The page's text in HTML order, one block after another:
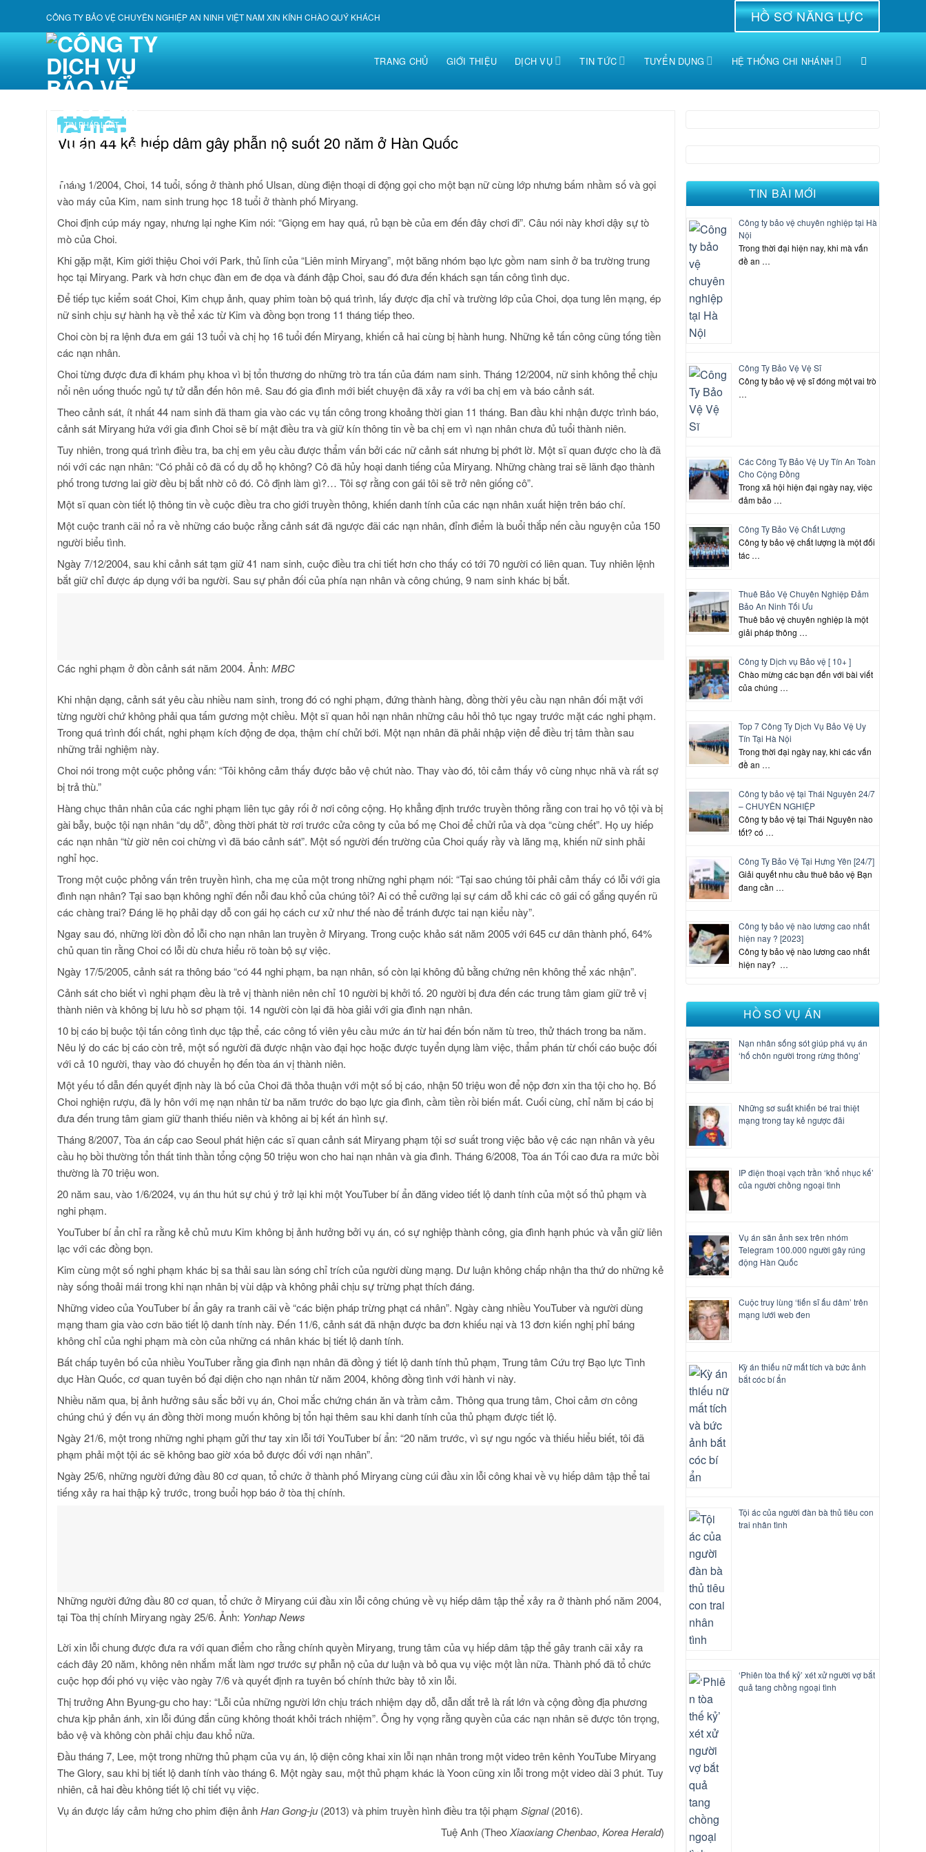
CÔNG TY BẢO VỆ CHUYÊN NGHIỆP AN NINH VIỆT NAM XIN KÍNH CHÀO QUÝ KHÁCH HỒ SƠ NĂNG LỰC
TRANG CHỦ GIỚI THIỆU DỊCH VỤ TIN TỨC TUYỂN DỤNG HỆ THỐNG CHI NHÁNH
TIN PHÁP LUẬT
Vụ án 44 kẻ hiếp dâm gây phẫn nộ suốt 20 năm ở Hàn Quốc
Tháng 1/2004, Choi, 14 tuổi, sống ở thành phố Ulsan, dùng điện thoại di động gọi cho một bạn nữ cùng lớp nhưng bấm nhầm số và gọi
vào máy của Kim, nam sinh trung học 18 tuổi ở thành phố Miryang.
Choi định cúp máy ngay, nhưng lại nghe Kim nói: “Giọng em hay quá, rủ bạn bè của em đến đây chơi đi”. Câu nói này khơi dậy sự tò
mò của Choi.
Khi gặp mặt, Kim giới thiệu Choi với Park, thủ lĩnh của “Liên minh Miryang”, một băng nhóm bạo lực gồm nam sinh ở ba trường trung
học tại Miryang. Park và hơn chục đàn em đe dọa và đánh đập Choi, sau đó đưa đến khách sạn tấn công tình dục.
Để tiếp tục kiểm soát Choi, Kim chụp ảnh, quay phim toàn bộ quá trình, lấy được địa chỉ và trường lớp của Choi, dọa tung lên mạng, ép
nữ sinh chịu sự hành hạ về thể xác từ Kim và đồng bọn trong 11 tháng tiếp theo.
Choi còn bị ra lệnh đưa em gái 13 tuổi và chị họ 16 tuổi đến Miryang, khiến cả hai cùng bị hành hung. Những kẻ tấn công cũng tống tiền
các nạn nhân.
Choi từng được đưa đi khám phụ khoa vì bị tổn thương do những trò tra tấn của đám nam sinh. Tháng 12/2004, nữ sinh không thể chịu
nổi nên uống thuốc ngủ tự tử dẫn đến hôn mê. Sau đó gia đình mới biết chuyện đã xảy ra với ba chị em và báo cảnh sát.
Theo cảnh sát, ít nhất 44 nam sinh đã tham gia vào các vụ tấn công trong khoảng thời gian 11 tháng. Ban đầu khi nhận được trình báo,
cảnh sát Miryang hứa với gia đình Choi sẽ bí mật điều tra và giữ kín thông tin về ba chị em vì nạn nhân chưa đủ tuổi thành niên.
Tuy nhiên, trong quá trình điều tra, ba chị em yêu cầu được thẩm vấn bởi các nữ cảnh sát nhưng bị phớt lờ. Một sĩ quan được cho là đã
nói với các nạn nhân: “Có phải cô đã cố dụ dỗ họ không? Cô đã hủy hoại danh tiếng của Miryang. Những chàng trai sẽ lãnh đạo thành
phố trong tương lai giờ đều bị bắt nhờ cô đó. Cô định làm gì?… Tôi sợ rằng con gái tôi sẽ trở nên giống cô”.
Một sĩ quan còn tiết lộ thông tin về cuộc điều tra cho giới truyền thông, khiến danh tính của các nạn nhân xuất hiện trên báo chí.
Một cuộc tranh cãi nổ ra về những cáo buộc rằng cảnh sát đã ngược đãi các nạn nhân, đỉnh điểm là buổi thắp nến cầu nguyện của 150
người biểu tình.
Ngày 7/12/2004, sau khi cảnh sát tạm giữ 41 nam sinh, cuộc điều tra chi tiết hơn cho thấy có tới 70 người có liên quan. Tuy nhiên lệnh
bắt giữ chỉ được áp dụng với ba người. Sau sự phản đối của phía nạn nhân và công chúng, 9 nam sinh khác bị bắt.
Các nghi phạm ở đồn cảnh sát năm 2004. Ảnh: MBC
Khi nhận dạng, cảnh sát yêu cầu nhiều nam sinh, trong đó có nghi phạm, đứng thành hàng, đồng thời yêu cầu nạn nhân đối mặt với
từng người chứ không phải qua tấm gương một chiều. Một sĩ quan hỏi nạn nhân những câu hỏi thô tục ngay trước mặt các nghi phạm.
Trong quá trình đối chất, nghi phạm kích động đe dọa, thậm chí chửi bới. Một nạn nhân đã phải nhập viện để điều trị tâm thần sau
những trải nghiệm này.
Choi nói trong một cuộc phỏng vấn: “Tôi không cảm thấy được bảo vệ chút nào. Thay vào đó, tôi cảm thấy vô cùng nhục nhã và rất sợ
bị trả thù.”
Hàng chục thân nhân của các nghi phạm liên tục gây rối ở nơi công cộng. Họ khẳng định trước truyền thông rằng con trai họ vô tội và bị
gài bẫy, buộc tội nạn nhân “dụ dỗ”, đồng thời phát tờ rơi trước cửa công ty của bố mẹ Choi để chửi rủa và dọa “cùng chết”. Họ uy hiếp
các nạn nhân “từ giờ nên coi chừng vì đã báo cảnh sát”. Một số người đến trường của Choi quấy rầy và lăng mạ, khiến nữ sinh phải
nghỉ học.
Trong một cuộc phỏng vấn trên truyền hình, cha mẹ của một trong những nghi phạm nói: “Tại sao chúng tôi phải cảm thấy có lỗi với gia
đình nạn nhân? Tại sao bạn không nghĩ đến nỗi đau khổ của chúng tôi? Ai có thể cưỡng lại sự cám dỗ khi các cô gái cố gắng quyến rũ
các chàng trai? Đáng lẽ họ phải dạy dỗ con gái họ cách cư xử như thế nào để tránh được tai nạn kiểu này”.
Ngay sau đó, những lời đồn đổ lỗi cho nạn nhân lan truyền ở Miryang. Trong cuộc khảo sát năm 2005 với 645 cư dân thành phố, 64%
chủ quan tin rằng Choi có lỗi dù chưa hiểu rõ toàn bộ sự việc.
Ngày 17/5/2005, cảnh sát ra thông báo “có 44 nghi phạm, ba nạn nhân, số còn lại không đủ bằng chứng nên không thể xác nhận”.
Cảnh sát cho biết vì nghi phạm đều là trẻ vị thành niên nên chỉ 10 người bị khởi tố. 20 người bị đưa đến các trung tâm giam giữ trẻ vị
thành niên và không bị lưu hồ sơ phạm tội. 14 người còn lại đã hòa giải với gia đình nạn nhân.
10 bị cáo bị buộc tội tấn công tình dục tập thể, các công tố viên yêu cầu mức án từ hai đến bốn năm tù treo, thử thách trong ba năm.
Nêu lý do các bị cáo còn trẻ, một số người đã được nhận vào đại học hoặc được tuyển dụng làm việc, thẩm phán từ chối cáo buộc đối
với cả 10 người, thay vào đó chuyển họ đến tòa án vị thành niên.
Một yếu tố dẫn đến quyết định này là bố của Choi đã thỏa thuận với một số bị cáo, nhận 50 triệu won để nộp đơn xin tha tội cho họ. Bố
Choi nghiện rượu, đã ly hôn với mẹ nạn nhân từ ba năm trước do bạo lực gia đình, cầm tiền rồi biến mất. Cuối cùng, chỉ năm bị cáo bị
đưa đến trung tâm giam giữ thanh thiếu niên và không ai bị kết án hình sự.
Tháng 8/2007, Tòa án cấp cao Seoul phát hiện các sĩ quan cảnh sát Miryang phạm tội sơ suất trong việc bảo vệ các nạn nhân và yêu
cầu họ bồi thường tổn thất tinh thần tổng cộng 50 triệu won cho hai nạn nhân và gia đình. Tháng 6/2008, Tòa án Tối cao đưa ra mức bồi
thường là 70 triệu won.
20 năm sau, vào 1/6/2024, vụ án thu hút sự chú ý trở lại khi một YouTuber bí ẩn đăng video tiết lộ danh tính của một số thủ phạm và
nghi phạm.
YouTuber bí ẩn chỉ ra rằng kẻ chủ mưu Kim không bị ảnh hưởng bởi vụ án, có sự nghiệp thành công, gia đình hạnh phúc và vẫn giữ liên
lạc với các đồng bọn.
Kim cùng một số nghi phạm khác bị sa thải sau làn sóng chỉ trích của người dùng mạng. Dư luận không chấp nhận tha thứ do những kẻ
này sống thoải mái trong khi nạn nhân bị vùi dập và không phải chịu sự trừng phạt thích đáng.
Những video của YouTuber bí ẩn gây ra tranh cãi về “các biện pháp trừng phạt cá nhân”. Ngày càng nhiều YouTuber và người dùng
mạng tham gia vào cơn bão tiết lộ danh tính này. Đến 11/6, cảnh sát đã nhận được ba đơn khiếu nại và 13 đơn kiến nghị phỉ báng
không chỉ của nghi phạm mà còn của những cá nhân khác bị tiết lộ danh tính.
Bất chấp tuyên bố của nhiều YouTuber rằng gia đình nạn nhân đã đồng ý tiết lộ danh tính thủ phạm, Trung tâm Cứu trợ Bạo lực Tình
dục Hàn Quốc, cơ quan tuyên bố đại diện cho nạn nhân từ năm 2004, không đồng tình với hành vi này.
Nhiều năm qua, bị ảnh hưởng sâu sắc bởi vụ án, Choi mắc chứng chán ăn và trầm cảm. Thông qua trung tâm, Choi cảm ơn công
chúng chú ý đến vụ án đồng thời mong muốn không bị tổn hại thêm sau khi danh tính của thủ phạm được tiết lộ.
Ngày 21/6, một trong những nghi phạm gửi thư tay xin lỗi tới YouTuber bí ẩn: “20 năm trước, vì sự ngu ngốc và thiếu hiểu biết, tôi đã
phạm phải một tội ác sẽ không bao giờ xóa bỏ được đối với nạn nhân”.
Ngày 25/6, những người đứng đầu 80 cơ quan, tổ chức ở thành phố Miryang cùng cúi đầu xin lỗi công khai về vụ hiếp dâm tập thể tai
tiếng xảy ra hai thập kỷ trước, trong buổi họp báo ở tòa thị chính.
Những người đứng đầu 80 cơ quan, tổ chức ở Miryang cúi đầu xin lỗi công chúng về vụ hiếp dâm tập thể xảy ra ở thành phố năm 2004,
tại Tòa thị chính Miryang ngày 25/6. Ảnh: Yonhap News
Lời xin lỗi chung được đưa ra với quan điểm cho rằng chính quyền Miryang, trung tâm của vụ hiếp dâm tập thể gây tranh cãi xảy ra
cách đây 20 năm, không nên nhắm mắt làm ngơ trước sự phẫn nộ của dư luận và bỏ qua vụ việc một lần nữa. Thành phố đã tổ chức
cuộc họp đối phó vụ việc vào ngày 7/6 và quyết định ra tuyên bố chính thức bày tỏ xin lỗi.
Thị trưởng Ahn Byung-gu cho hay: “Lỗi của những người lớn chịu trách nhiệm dạy dỗ, dẫn dắt trẻ là rất lớn và cộng đồng địa phương
chưa kịp phản ánh, xin lỗi đúng đắn cũng không thoát khỏi trách nhiệm”. Ông hy vọng rằng quyền của các nạn nhân sẽ được tôn trọng,
bảo vệ và không còn phải chịu đau khổ nữa.
Đầu tháng 7, Lee, một trong những thủ phạm của vụ án, lộ diện công khai xin lỗi nạn nhân trong một video trên kênh YouTube Miryang
The Glory, sau khi bị tiết lộ danh tính vào tháng 6. Một ngày sau, một thủ phạm khác là Yoon cũng xin lỗi trong một video dài 3 phút. Tuy
nhiên, cả hai đều không tiết lộ chi tiết vụ việc.
Vụ án được lấy cảm hứng cho phim điện ảnhHan Gong-ju (2013) và phim truyền hình điều tra tội phạm Signal(2016).
Tuệ Anh(TheoXiaoxiang Chenbao, Korea Herald)
TIN BÀI MỚI
Công ty bảo vệ chuyên nghiệp tại Hà
Nội
Trong thời đại hiện nay, khi mà vấn
đề an …
Công Ty Bảo Vệ Vệ Sĩ
Công ty bảo vệ vệ sĩ đóng một vai trò
…
Các Công Ty Bảo Vệ Uy Tín An Toàn
Cho Cộng Đồng
Trong xã hội hiện đại ngày nay, việc
đảm bảo …
Công Ty Bảo Vệ Chất Lượng
Công ty bảo vệ chất lượng là một đối
tác …
Thuê Bảo Vệ Chuyên Nghiệp Đảm
Bảo An Ninh Tối Ưu
Thuê bảo vệ chuyên nghiệp là một
giải pháp thông …
Công ty Dịch vụ Bảo vệ [ 10+ ]
Chào mừng các bạn đến với bài viết
của chúng …
Top 7 Công Ty Dịch Vụ Bảo Vệ Uy
Tín Tại Hà Nội
Trong thời đại ngày nay, khi các vấn
đề an …
Công ty bảo vệ tại Thái Nguyên 24/7
– CHUYÊN NGHIỆP
Công ty bảo vệ tại Thái Nguyên nào
tốt? có …
Công Ty Bảo Vệ Tại Hưng Yên [24/7]
Giải quyết nhu cầu thuê bảo vệ Bạn
đang cần …
Công ty bảo vệ nào lương cao nhất
hiện nay ? [2023]
Công ty bảo vệ nào lương cao nhất
hiện nay? …
HỒ SƠ VỤ ÁN
Nạn nhân sống sót giúp phá vụ án
‘hố chôn người trong rừng thông’
Những sơ suất khiến bé trai thiệt
mạng trong tay kẻ ngược đãi
IP điện thoại vạch trần ‘khổ nhục kế’
của người chồng ngoại tình
Vụ án săn ảnh sex trên nhóm
Telegram 100.000 người gây rúng
động Hàn Quốc
Cuộc truy lùng ‘tiến sĩ ấu dâm’ trên
mạng lưới web đen
Kỳ án thiếu nữ mất tích và bức ảnh
bắt cóc bí ẩn
Tội ác của người đàn bà thủ tiêu con
trai nhân tình
‘Phiên tòa thế kỷ’ xét xử người vợ bắt
quả tang chồng ngoại tình